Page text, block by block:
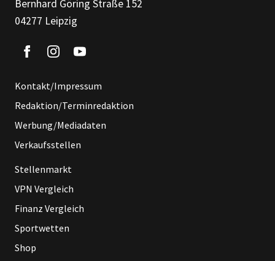
Bernhard Göring Straße 152
04277 Leipzig
Kontakt/Impressum
Redaktion/Terminredaktion
Werbung/Mediadaten
Verkaufsstellen
Stellenmarkt
VPN Vergleich
Finanz Vergleich
Sportwetten
Shop